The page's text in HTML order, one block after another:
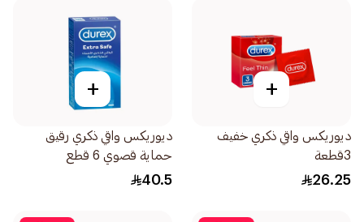
+
ديوريكس واقي ذكري خفيف
3قطعة
26.25
+
ديوريكس واقي ذكري رقيق
حماية قصوي 6 قطع
40.5